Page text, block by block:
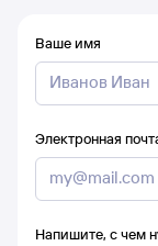
Ваше имя
Электронная
Напишите, с чем